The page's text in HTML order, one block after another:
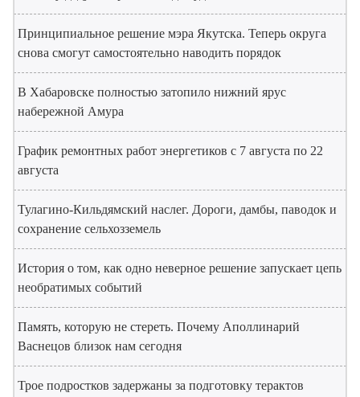
Принципиальное решение мэра Якутска. Теперь округа
снова смогут самостоятельно наводить порядок
В Хабаровске полностью затопило нижний ярус
набережной Амура
График ремонтных работ энергетиков с 7 августа по 22
августа
Тулагино-Кильдямский наслег. Дороги, дамбы, паводок и
сохранение сельхозземель
История о том, как одно неверное решение запускает цепь
необратимых событий
Память, которую не стереть. Почему Аполлинарий
Васнецов близок нам сегодня
Трое подростков задержаны за подготовку терактов